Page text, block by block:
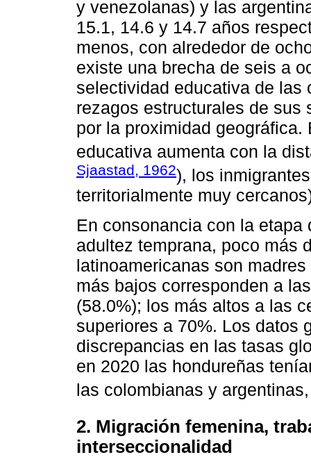
y venezolanas) y las
15.1, 14.6 y 14.7 años
menos, con alrededor de
existe una brecha de seis a
selectividad educativa de las
rezagos estructurales de sus
por la proximidad
educativa aumenta con la
Sjaastad, 1962), los
territorialmente muy
En consonancia con la
adultez temprana, poco más
latinoamericanas son
más bajos corresponden a
(58.0%); los más altos a las
superiores a 70%. Los datos
discrepancias en las tasas
en 2020 las hondureñas
las colombianas y
2. Migración femenina,
interseccionalidad